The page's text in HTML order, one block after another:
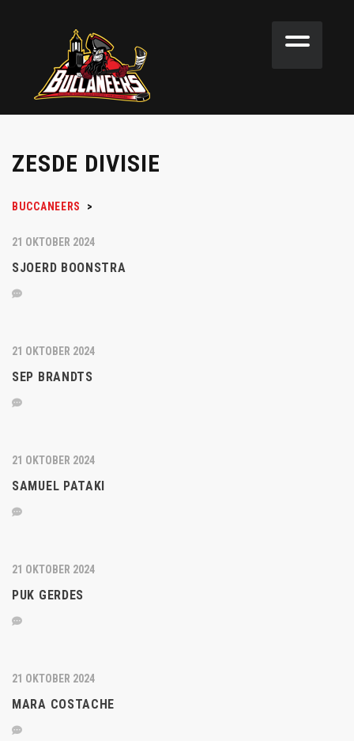
ZESDE DIVISIE
BUCCANEERS >
21 OKTOBER 2024
SJOERD BOONSTRA
21 OKTOBER 2024
SEP BRANDTS
21 OKTOBER 2024
SAMUEL PATAKI
21 OKTOBER 2024
PUK GERDES
21 OKTOBER 2024
MARA COSTACHE